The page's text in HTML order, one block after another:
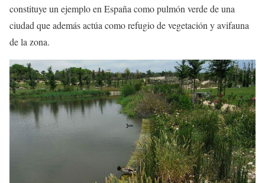
constituye un ejemplo en España como pulmón verde de una
ciudad que además actúa como refugio de vegetación y avifauna
de la zona.